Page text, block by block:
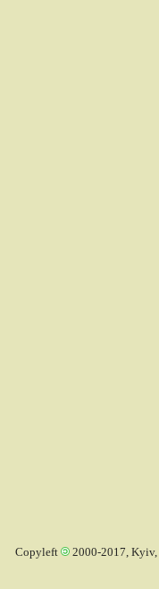
Copyleft 2000-2017, Kyiv,